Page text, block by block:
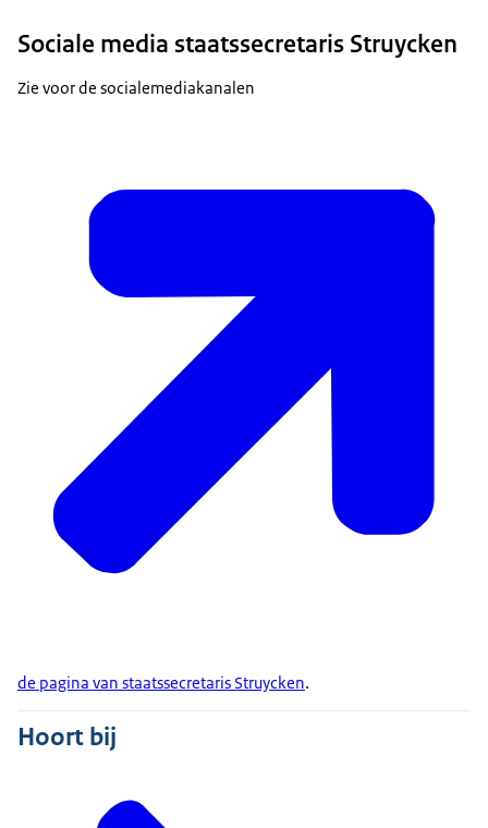
Sociale media staatssecretaris Struycken
Zie voor de socialemediakanalen
de pagina van staatssecretaris Struycken.
Hoort bij